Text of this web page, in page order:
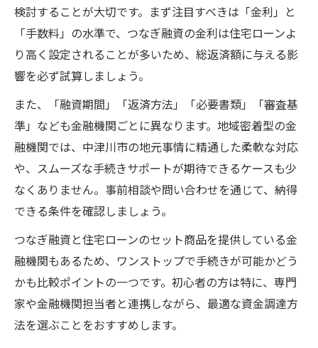
検討することが大切です。まず注目すべきは「金利」と
「手数料」の水準で、つなぎ融資の金利は住宅ローンよ
り高く設定されることが多いため、総返済額に与える影
響を必ず試算しましょう。
また、「融資期間」「返済方法」「必要書類」「審査基
準」なども金融機関ごとに異なります。地域密着型の金
融機関では、中津川市の地元事情に精通した柔軟な対応
や、スムーズな手続きサポートが期待できるケースも少
なくありません。事前相談や問い合わせを通じて、納得
できる条件を確認しましょう。
つなぎ融資と住宅ローンのセット商品を提供している金
融機関もあるため、ワンストップで手続きが可能かどう
かも比較ポイントの一つです。初心者の方は特に、専門
家や金融機関担当者と連携しながら、最適な資金調達方
法を選ぶことをおすすめします。